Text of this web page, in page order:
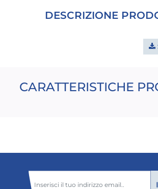
DESCRIZIONE
CARATTERISTICHE